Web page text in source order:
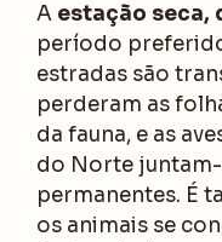
A estação seca,
período
estradas são
perderam as
da fauna, e as
do Norte
permanentes. É
os animais se